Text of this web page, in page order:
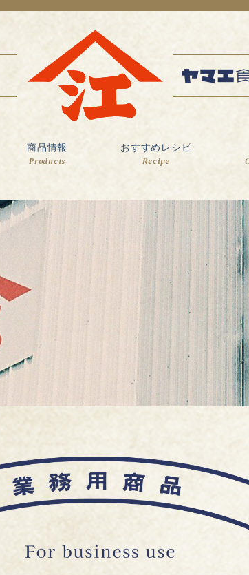
商品情報
Products
おすすめレシピ
Recipe